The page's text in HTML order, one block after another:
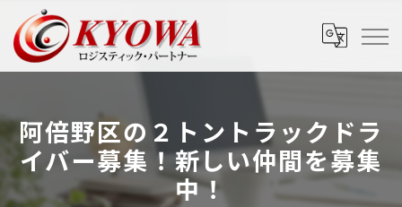
阿倍野区の２トントラックドラ
イバー募集！新しい仲間を募集
中！